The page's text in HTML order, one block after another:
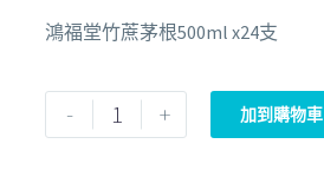
鴻福堂竹蔗茅根500ml x24支
- + 加到購物車